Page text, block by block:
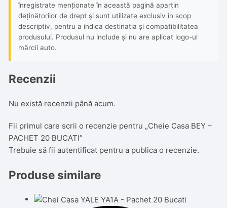
înregistrate menționate în această pagină aparțin
deținătorilor de drept și sunt utilizate exclusiv în scop
descriptiv, pentru a indica destinația și compatibilitatea
produsului. Produsul nu include și nu are aplicat logo-ul
mărcii auto.
Recenzii
Nu există recenzii până acum.
Fii primul care scrii o recenzie pentru „Cheie Casa BEY –
PACHET 20 BUCATI”
Trebuie să fiiautentificat pentru a publica o recenzie.
Produse similare